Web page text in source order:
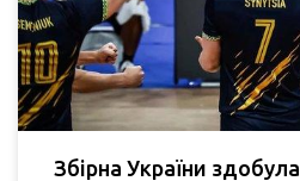
Збірна України